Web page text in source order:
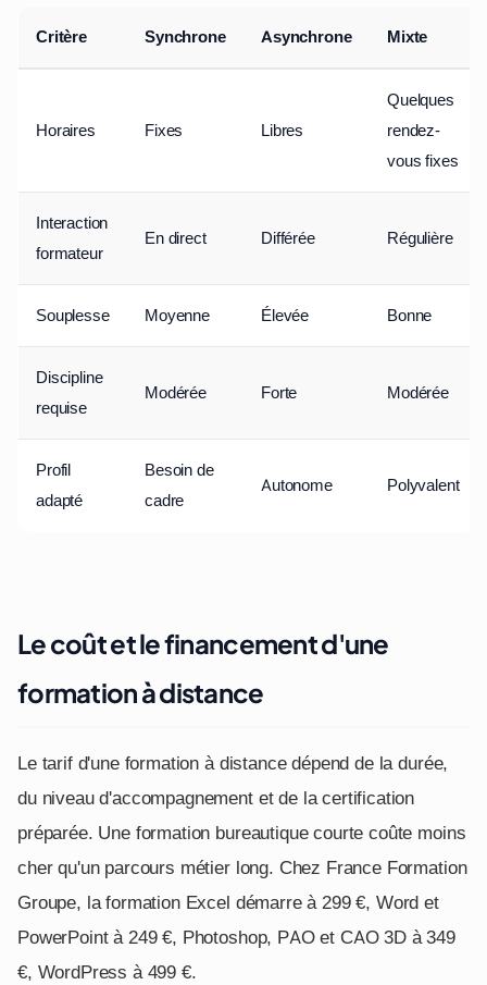
Critère Synchrone Asynchrone Mixte
Horaires Fixes Libres
Quelques
rendez-
vous fixes
Interaction
formateur
En direct Différée Régulière
Souplesse Moyenne Élevée Bonne
Discipline
requise
Modérée Forte Modérée
Profil
adapté
Besoin de
cadre
Autonome Polyvalent
Le coût et le financement d'une
formation à distance
Le tarif d'une formation à distance dépend de la durée,
du niveau d'accompagnement et de la certification
préparée. Une formation bureautique courte coûte moins
cher qu'un parcours métier long. Chez France Formation
Groupe, la formation Excel démarre à 299 €, Word et
PowerPoint à 249 €, Photoshop, PAO et CAO 3D à 349
€, WordPress à 499 €.